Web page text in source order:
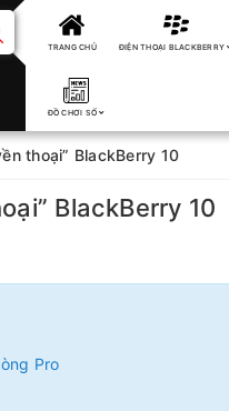
TRANG CHỦ ĐIỆN THOẠI BLACKBERRY
ĐỒ CHƠI SỐ
thoại” BlackBerry 10
BlackBerry 10
Pro